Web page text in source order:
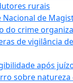
rurais
Nacional de
do crime
de vigilância
após
sobre natureza